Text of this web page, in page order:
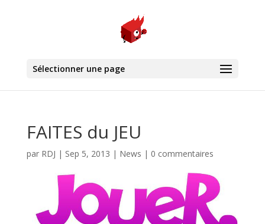
Sélectionner une page
FAITES du JEU
par RDJ | Sep 5, 2013 | News | 0 commentaires